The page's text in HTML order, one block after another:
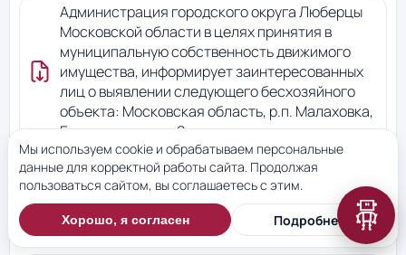
Администрация городского округа Люберцы
Московской области в целях принятия в
муниципальную собственность движимого
имущества, информирует заинтересованных
лиц о выявлении следующего бесхозяйного
объекта: Московская область, р.п. Малаховка,
Быковское ш., ул. Заречная
Извещение о проведение кадастровых работ в
отношении земельного участка кадастровым
номером 50:22:0020101:11647
Мы используем cookie и обрабатываем персональные
данные для корректной работы сайта. Продолжая
пользоваться сайтом, вы соглашаетесь с этим.
Хорошо, я согласен Подробнее